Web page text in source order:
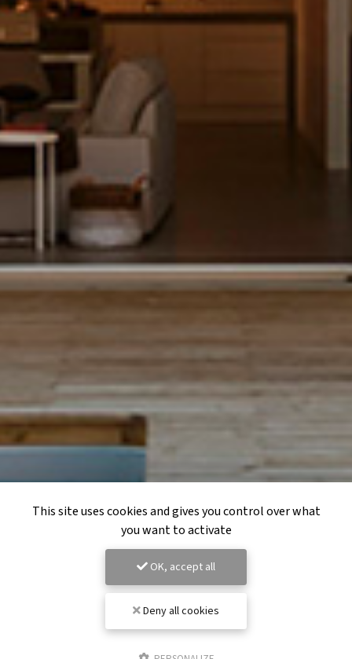
This site uses cookies and gives you control over what
you want to activate
OK, accept all
Deny all cookies